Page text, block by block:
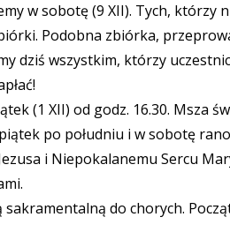
w sobotę (9 XII). Tych, którzy
Podobna zbiórka,
dziś wszystkim, którzy
(1 XII) od godz. 16.30. Msza
po południu i w sobotę
i Niepokalanemu Sercu
sakramentalną do chorych.